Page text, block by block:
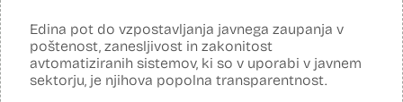
Edina pot do vzpostavljanja javnega zaupanja v
poštenost, zanesljivost in zakonitost
avtomatiziranih sistemov, ki so v uporabi v javnem
sektorju, je njihova popolna transparentnost.